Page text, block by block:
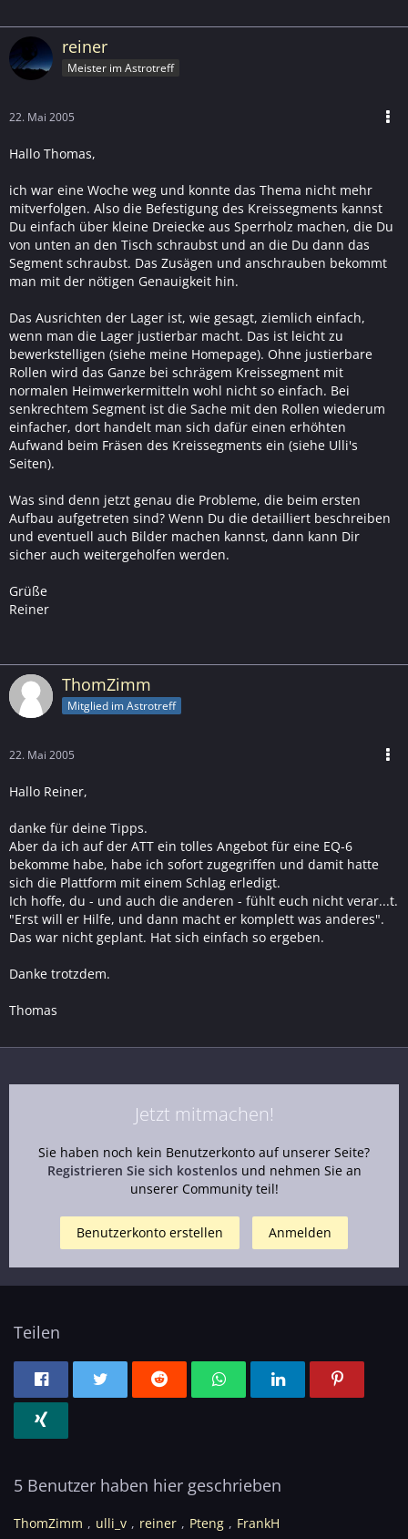
reiner
Meister im Astrotreff
22. Mai 2005
Hallo Thomas,
ich war eine Woche weg und konnte das Thema nicht mehr
mitverfolgen. Also die Befestigung des Kreissegments kannst
Du einfach über kleine Dreiecke aus Sperrholz machen, die Du
von unten an den Tisch schraubst und an die Du dann das
Segment schraubst. Das Zusägen und anschrauben bekommt
man mit der nötigen Genauigkeit hin.
Das Ausrichten der Lager ist, wie gesagt, ziemlich einfach,
wenn man die Lager justierbar macht. Das ist leicht zu
bewerkstelligen (siehe meine Homepage). Ohne justierbare
Rollen wird das Ganze bei schrägem Kreissegment mit
normalen Heimwerkermitteln wohl nicht so einfach. Bei
senkrechtem Segment ist die Sache mit den Rollen wiederum
einfacher, dort handelt man sich dafür einen erhöhten
Aufwand beim Fräsen des Kreissegments ein (siehe Ulli's
Seiten).
Was sind denn jetzt genau die Probleme, die beim ersten
Aufbau aufgetreten sind? Wenn Du die detailliert beschreiben
und eventuell auch Bilder machen kannst, dann kann Dir
sicher auch weitergeholfen werden.
Grüße
Reiner
ThomZimm
Mitglied im Astrotreff
22. Mai 2005
Hallo Reiner,
danke für deine Tipps.
Aber da ich auf der ATT ein tolles Angebot für eine EQ-6
bekomme habe, habe ich sofort zugegriffen und damit hatte
sich die Plattform mit einem Schlag erledigt.
Ich hoffe, du - und auch die anderen - fühlt euch nicht verar...t.
"Erst will er Hilfe, und dann macht er komplett was anderes".
Das war nicht geplant. Hat sich einfach so ergeben.
Danke trotzdem.
Thomas
Jetzt mitmachen!
Sie haben noch kein Benutzerkonto auf unserer Seite?
Registrieren Sie sich kostenlosund nehmen Sie an
unserer Community teil!
Benutzerkonto erstellen Anmelden
Teilen
5 Benutzer haben hier geschrieben
ThomZimm ulli_v reiner Pteng FrankH